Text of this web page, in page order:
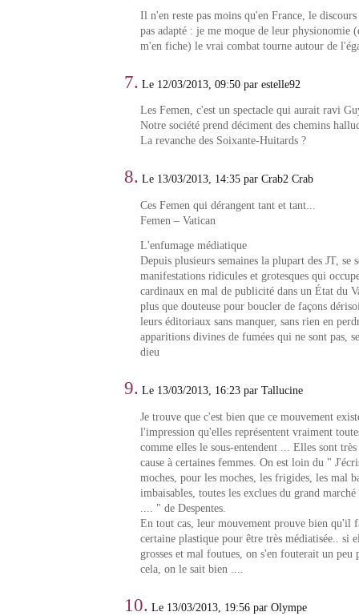
Il n'en reste pas moins qu'en France, le discours
pas adapté : je me moque de leur physionomie
m'en fiche) le vrai combat tourne autour de
7. Le 12/03/2013, 09:50 par estelle92
Les Femen, c'est un spectacle qui aurait ravi
Notre société prend déciment des chemins
La revanche des Soixante-Huitards ?
8. Le 13/03/2013, 14:35 par Crab2 Crab
Ces Femen qui dérangent tant et tant...
Femen – Vatican
L'enfumage médiatique
Depuis plusieurs semaines la plupart des JT, se
manifestations ridicules et grotesques qui
cardinaux en mal de publicité dans un État du
plus que douteuse pour boucler de façons
leurs éditoriaux sans manquer, sans rien en
apparitions divines de fumées qui ne sont pas,
dieu
9. Le 13/03/2013, 16:23 par Tallucine
Je trouve que c'est bien que ce mouvement
l'impression qu'elles représentent vraiment
comme elles le sous-entendent ... Elles sont
cause à certaines femmes. On est loin du "
moches, pour les moches, les frigides, les mal
imbaisables, toutes les exclues du grand
.... " de Despentes.
En tout cas, leur mouvement prouve bien qu'il
certaine plastique pour être très médiatisée.. si
grosses et mal foutues, on s'en fouterait un
cela, on le sait bien ....
10. Le 13/03/2013, 19:56 par Olympe